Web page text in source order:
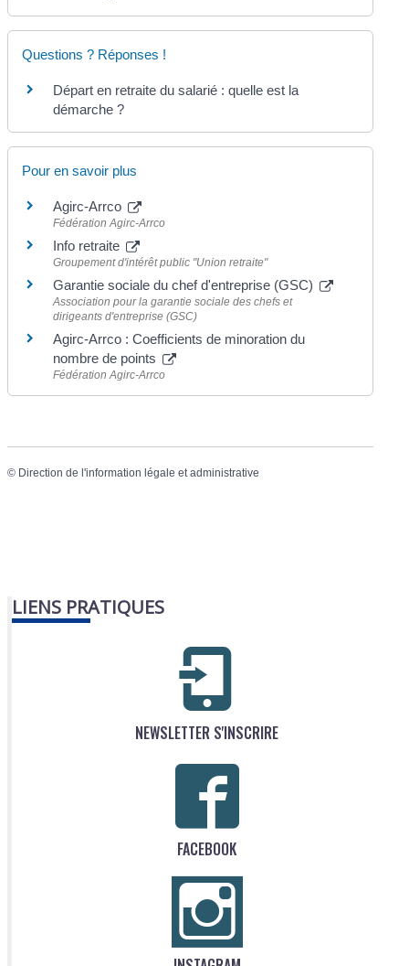
Questions ? Réponses !
Départ en retraite du salarié : quelle est la
démarche ?
Pour en savoir plus
Agirc-Arrco
Fédération Agirc-Arrco
Info retraite
Groupement d'intérêt public "Union retraite"
Garantie sociale du chef d'entreprise (GSC)
Association pour la garantie sociale des chefs et
dirigeants d'entreprise (GSC)
Agirc-Arrco : Coefficients de minoration du
nombre de points
Fédération Agirc-Arrco
© Direction de l'information légale et administrative
LIENS PRATIQUES
NEWSLETTER S'INSCRIRE
FACEBOOK